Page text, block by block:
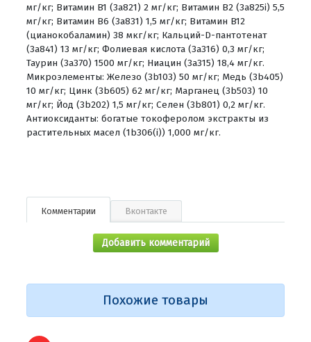
мг/кг; Витамин B1 (3a821) 2 мг/кг; Витамин B2 (3a825i) 5,5
мг/кг; Витамин B6 (3a831) 1,5 мг/кг; Витамин B12
(цианокобаламин) 38 мкг/кг; Кальций-D-пантотенат
(3a841) 13 мг/кг; Фолиевая кислота (3a316) 0,3 мг/кг;
Таурин (3a370) 1500 мг/кг; Ниацин (3a315) 18,4 мг/кг.
Микроэлементы: Железо (3b103) 50 мг/кг; Медь (3b405)
10 мг/кг; Цинк (3b605) 62 мг/кг; Марганец (3b503) 10
мг/кг; Йод (3b202) 1,5 мг/кг; Селен (3b801) 0,2 мг/кг.
Антиоксиданты: богатые токоферолом экстракты из
растительных масел (1b306(i)) 1,000 мг/кг.
Комментарии Вконтакте
Добавить комментарий
Похожие товары